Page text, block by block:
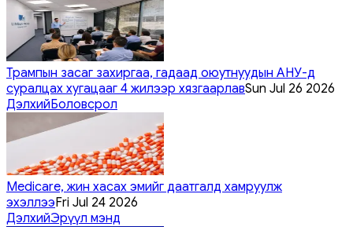
Трампын засаг захиргаа, гадаад оюутнуудын АНУ-д
суралцах хугацааг 4 жилээр хязгаарлавSun Jul 26 2026
ДэлхийБоловсрол
Medicare, жин хасах эмийг даатгалд хамруулж
эхэллээFri Jul 24 2026
ДэлхийЭрүүл мэнд